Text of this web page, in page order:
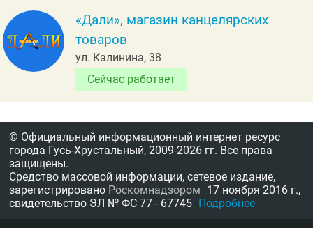
«Дали», магазин канцелярских
товаров
ул. Калинина, 38
Сейчас работает
© Официальный информационный интернет ресурс
города Гусь-Хрустальный, 2009-2026 гг. Все права
защищены.
Средство массовой информации, сетевое издание,
зарегистрировано Роскомнадзором 17 ноября 2016 г.,
свидетельство ЭЛ № ФС 77 - 67745 Подробнее